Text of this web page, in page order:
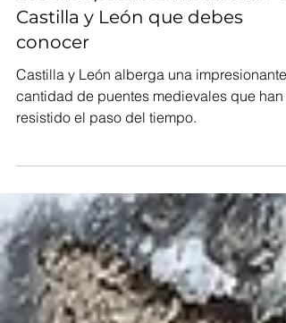
puebloenpueblo
6 min de lectura
Los diez puentes medievales
Castilla y León que debes
conocer
resistido el paso del tiempo.